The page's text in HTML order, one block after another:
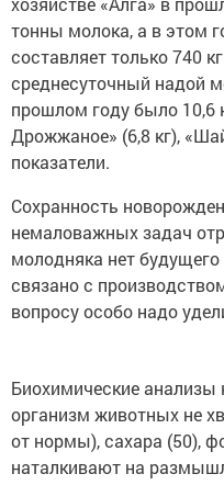
тонны молока, а в этом
составляет только 740
среднесуточный надой
прошлом году было 10,6
Дрожжаное» (6,8 кг),
показатели.
Сохранность
немаловажных задач
молодняка нет
связано с
вопросу особо надо
Биохимические анализы
организм животных не
от нормы), сахара (50),
наталкивают на